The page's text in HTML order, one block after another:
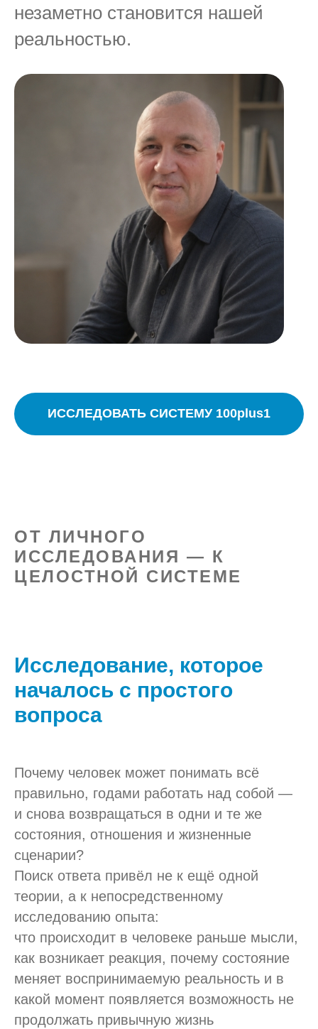
незаметно становится нашей
реальностью.
ИССЛЕДОВАТЬ СИСТЕМУ 100plus1
ОТ ЛИЧНОГО
ИССЛЕДОВАНИЯ — К
ЦЕЛОСТНОЙ СИСТЕМЕ
Исследование, которое
началось с простого
вопроса
Почему человек может понимать всё
правильно, годами работать над собой —
и снова возвращаться в одни и те же
состояния, отношения и жизненные
сценарии?
Поиск ответа привёл не к ещё одной
теории, а к непосредственному
исследованию опыта:
что происходит в человеке раньше мысли,
как возникает реакция, почему состояние
меняет воспринимаемую реальность и в
какой момент появляется возможность не
продолжать привычную жизнь